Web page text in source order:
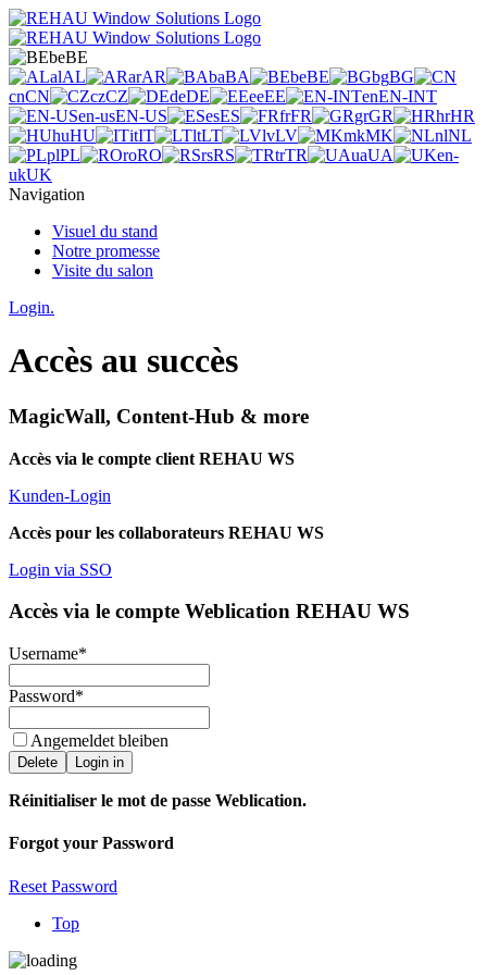
beBE
alAL arAR baBA beBE bgBG
cnCN czCZ deDE eeEE enEN-INT
en-usEN-US esES frFR grGR hrHR
huHU itIT ltLT lvLV mkMK nlNL
plPL roRO rsRS trTR uaUA
en-
ukUK
Navigation
Visuel du stand
Notre promesse
Visite du salon
Login.
Accès au succès
MagicWall, Content-Hub & more
Accès via le compte client REHAU WS
Kunden-Login
Accès pour les collaborateurs REHAU WS
Login via SSO
Accès via le compte Weblication REHAU WS
Username*
Password*
Angemeldet bleiben
Delete Login in
Réinitialiser le mot de passe Weblication.
Forgot your Password
Reset Password
Top